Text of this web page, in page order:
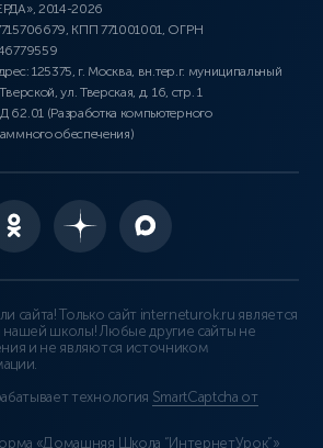
2014-2026
КПП 771001001, ОГРН
125375, г. Москва, вн.тер.г. муниципальный
ул. Тверская, д. 16, стр. 1
62.01 (Разработка компьютерного
обеспечения)
сайта! Только сайт interneturok.ru является
школы! Любые другие сайты не
и не являются источником
технология SmartCaptcha от
«Домашняя Школа “ИнтернетУрок”»